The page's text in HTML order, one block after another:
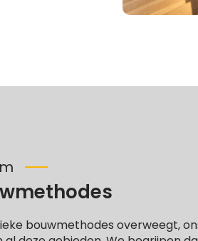
bouwmethodes overweegt,